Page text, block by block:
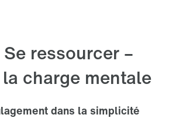
ressourcer –
charge mentale
dans la simplicité